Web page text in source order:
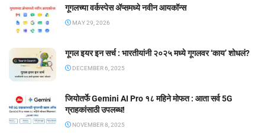
गूगलच्या वर्कस्पेस अ‍ॅप्समध्ये नवीन आयकॉन्स
MAY 29, 2026
गूगल इयर इन सर्च : भारतीयांनी २०२५ मध्ये गूगलवर ‘काय’ शोधलं?
DECEMBER 6, 2025
जियोतर्फे Gemini AI Pro १८ महिने मोफत : आता सर्व 5G
ग्राहकांसाठी उपलब्ध!
NOVEMBER 8, 2025